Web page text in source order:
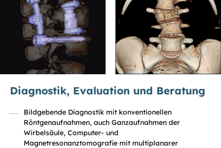
Diagnostik, Evaluation und Beratung
Bildgebende Diagnostik mit konventionellen
Röntgenaufnahmen, auch Ganzaufnahmen der
Wirbelsäule, Computer- und
Magnetresonanztomografie mit multiplanarer